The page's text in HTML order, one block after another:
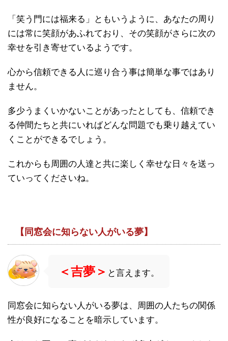
「笑う門には福来る」ともいうように、あなたの周り
には常に笑顔があふれており、その笑顔がさらに次の
幸せを引き寄せているようです。
心から信頼できる人に巡り合う事は簡単な事ではあり
ません。
多少うまくいかないことがあったとしても、信頼でき
る仲間たちと共にいればどんな問題でも乗り越えてい
くことができるでしょう。
これからも周囲の人達と共に楽しく幸せな日々を送っ
ていってくださいね。
【同窓会に知らない人がいる夢】
＜吉夢＞ と言えます。
同窓会に知らない人がいる夢は、周囲の人たちの関係
性が良好になることを暗示しています。